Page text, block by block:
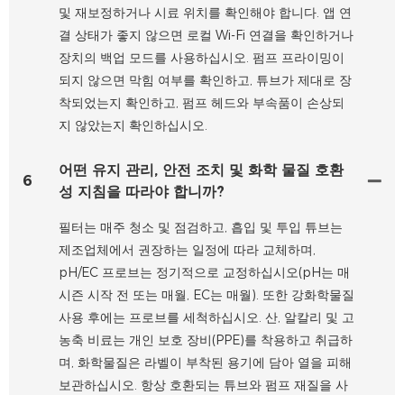
및 재보정하거나 시료 위치를 확인해야 합니다. 앱 연
결 상태가 좋지 않으면 로컬 Wi-Fi 연결을 확인하거나
장치의 백업 모드를 사용하십시오. 펌프 프라이밍이
되지 않으면 막힘 여부를 확인하고, 튜브가 제대로 장
착되었는지 확인하고, 펌프 헤드와 부속품이 손상되
지 않았는지 확인하십시오.
6
어떤 유지 관리, 안전 조치 및 화학 물질 호환
성 지침을 따라야 합니까?
필터는 매주 청소 및 점검하고, 흡입 및 투입 튜브는
제조업체에서 권장하는 일정에 따라 교체하며,
pH/EC 프로브는 정기적으로 교정하십시오(pH는 매
시즌 시작 전 또는 매월, EC는 매월). 또한 강화학물질
사용 후에는 프로브를 세척하십시오. 산, 알칼리 및 고
농축 비료는 개인 보호 장비(PPE)를 착용하고 취급하
며, 화학물질은 라벨이 부착된 용기에 담아 열을 피해
보관하십시오. 항상 호환되는 튜브와 펌프 재질을 사